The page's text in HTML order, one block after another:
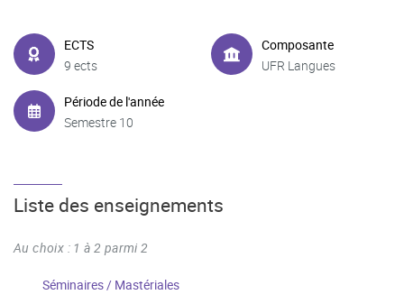
ECTS
9 ects
Composante
UFR Langues
Période de l'année
Semestre 10
Liste des enseignements
Au choix : 1 à 2 parmi 2
Séminaires / Mastériales